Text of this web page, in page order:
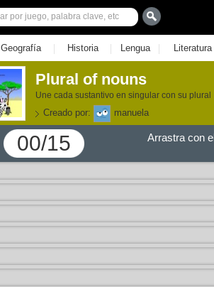
Geografía | Historia | Lengua | Literatura
Plural of nouns
Une cada sustantivo en singular con su plural
Creado por: manuela
00/15
Arrastra con